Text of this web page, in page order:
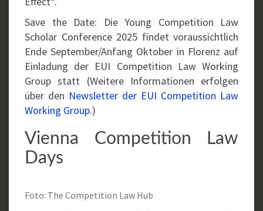
Save the Date: Die Young Competition Law
Scholar Conference 2025 findet voraussichtlich
Ende September/Anfang Oktober in Florenz auf
Einladung der EUI Competition Law Working
Group statt (Weitere Informationen erfolgen
über den Newsletter der EUI Competition Law
Working Group.)
Vienna Competition Law
Days
Foto: The Competition Law Hub